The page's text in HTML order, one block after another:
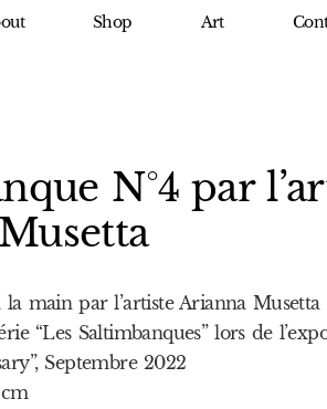
Shop Art
N°4 par
main par l’artiste Arianna Musetta
“Les Saltimbanques” lors de
Septembre 2022